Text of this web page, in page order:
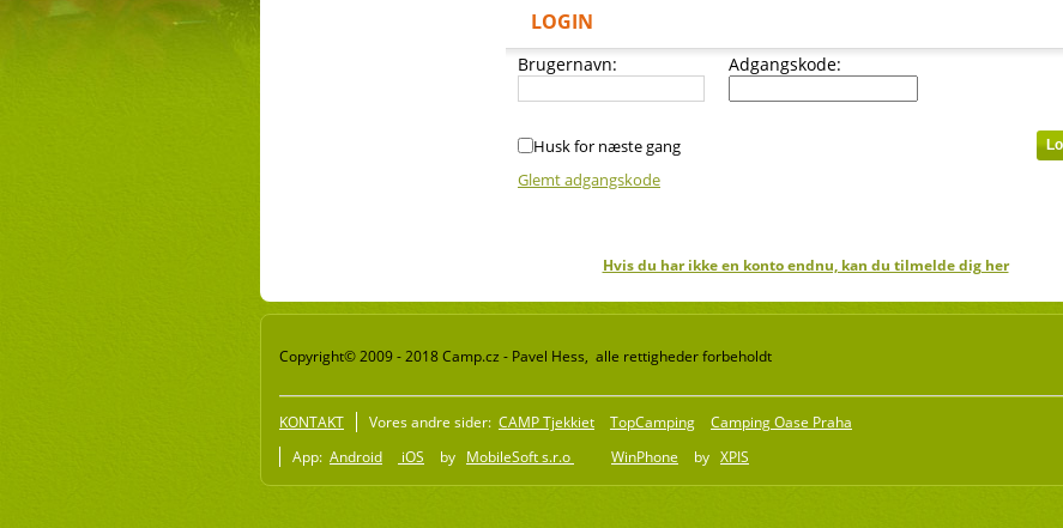
LOGIN
Brugernavn: Adgangskode:
Husk for næste gang
Glemt adgangskode
Hvis du har ikke en konto endnu, kan du tilmelde dig her
Copyright© 2009 - 2018 Camp.cz - Pavel Hess, alle rettigheder forbeholdt
KONTAKT Vores andre sider: CAMP Tjekkiet TopCamping
Camping Oase Praha
App: Android iOS by MobileSoft s.r.o WinPhone by XPIS